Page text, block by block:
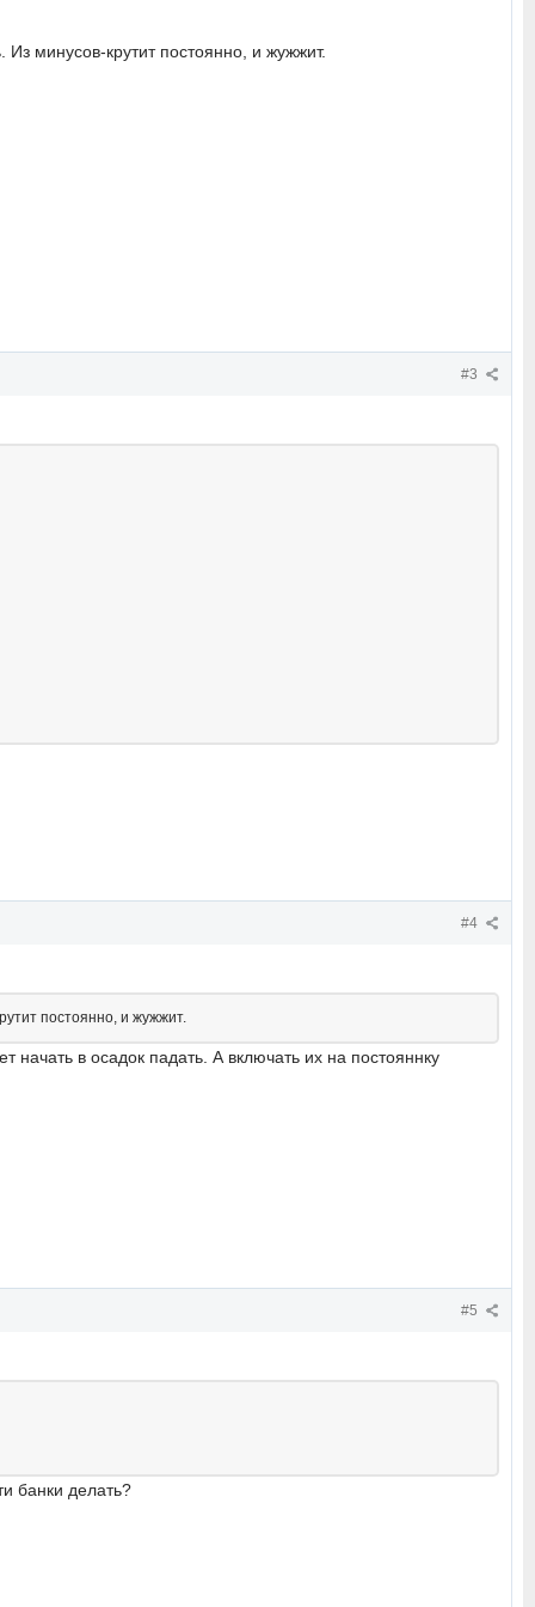
минусов-крутит постоянно, и жужжит.
#3
#4
постоянно, и жужжит.
в осадок падать. А включать их на постояннку
#5
банки делать?